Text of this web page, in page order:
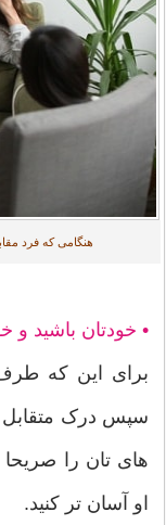
هنگامی که فرد
•خودتان باشید و
برای این که
سپس درک متقابل
های تان را صریحا
او آسان تر کنید.